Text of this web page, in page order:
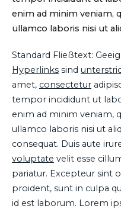
enim ad minim veniam,
ullamco laboris nisi ut
Standard Fließtext:
Hyperlinks sind
amet, consectetur
tempor incididunt ut
enim ad minim veniam,
ullamco laboris nisi ut
consequat. Duis aute
voluptate velit esse
pariatur. Excepteur sint
proident, sunt in culpa
id est laborum. Lorem